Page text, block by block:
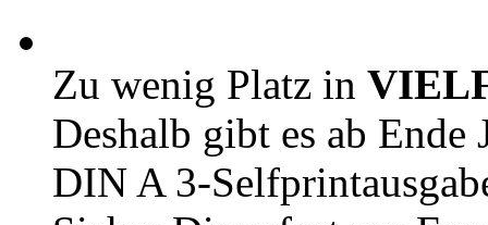
Zu wenig Platz in
Deshalb gibt es ab Ende
DIN A 3-